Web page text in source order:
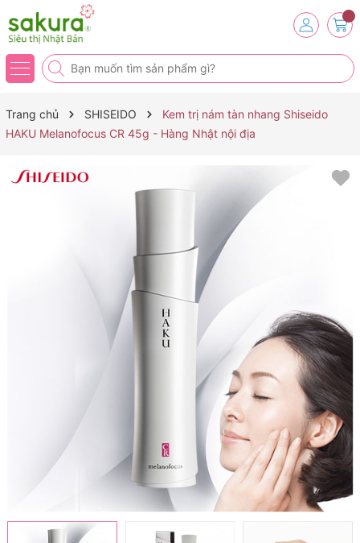
Trang chủ SHISEIDO
Kem trị nám tàn nhang Shiseido
HAKU Melanofocus CR 45g - Hàng Nhật nội địa